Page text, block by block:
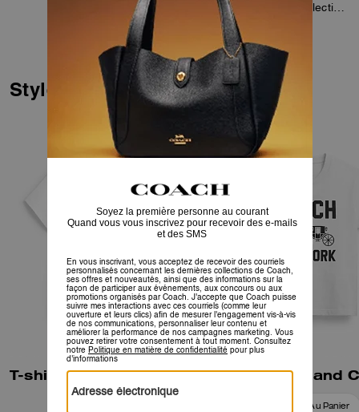
Brain Dead pour cette collection
spéciale qui célèbre l’art de la
co-création et de l’expression
de soi. Ensemble, nous avons
réinventé notre Signature en y
intégrant le Logohead de Brain
Dead et imaginé un parc
d’attractions fictif peuplé de
mascottes ludiques.
Confectionné en coton doux et
respirant, ce T-shirt à la coupe
fantaisiste tenant les sacs
iconiques de Coach. Le col rond
est orné de lettres en relief
gonflé.
En savoir plus…
Styles similaires
T-shirt Rexy 10e Anniversaire Coupe Années 90 en Coton Biologique
Ajouter Au Panier